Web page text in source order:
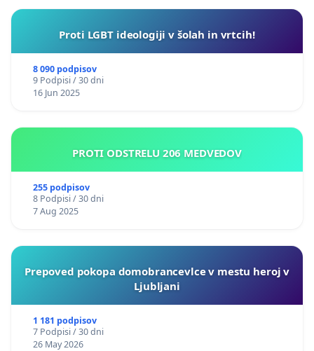
Proti LGBT ideologiji v šolah in vrtcih!
8 090 podpisov
9 Podpisi / 30 dni
16 Jun 2025
PROTI ODSTRELU 206 MEDVEDOV
255 podpisov
8 Podpisi / 30 dni
7 Aug 2025
Prepoved pokopa domobrancevlce v mestu heroj v
Ljubljani
1 181 podpisov
7 Podpisi / 30 dni
26 May 2026